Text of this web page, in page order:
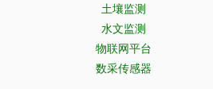
土壤监测
水文监测
物联网平台
数采传感器